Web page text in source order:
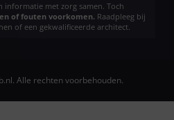
informatie met zorg samen. Toch
of fouten voorkomen. Raadpleeg bij
of een gekwalificeerde architect.
Alle rechten voorbehouden.